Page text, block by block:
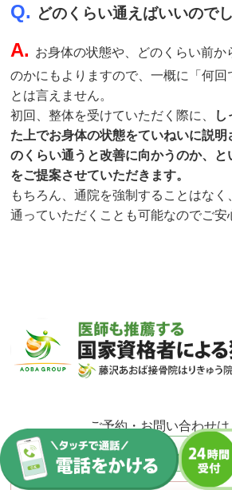
Q. どのくらい通えばいいので
A. お身体の状態や、どのくらい前か
のかにもよりますので、一概に「何回
とは言えません。
初回、整体を受けていただく際に、
し
た上でお身体の状態をていねいに説
のくらい通うと改善に向かうのか、と
をご提案させていただきます。
もちろん、通院を強制することはな
通っていただくことも可能なのでご安
ご予約・お問い合わせ
0466-24-